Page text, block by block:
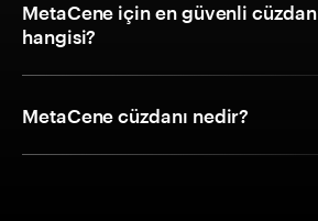
MetaCene için en güvenli cüzdan
hangisi?
MetaCene cüzdanı nedir?